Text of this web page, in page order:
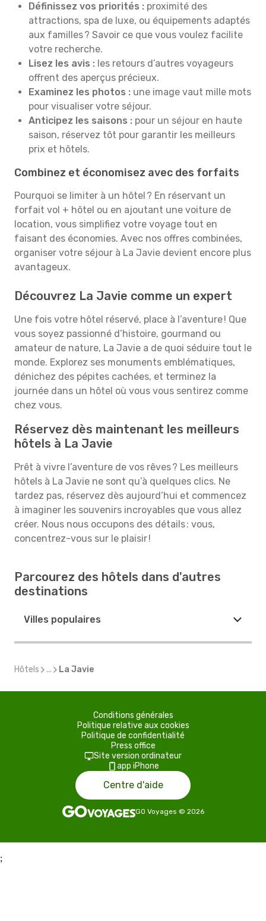
Définissez vos priorités : proximité des
attractions, spa de luxe, ou équipements adaptés
aux familles ? Savoir ce que vous voulez facilite
votre recherche.
Lisez les avis : les retours d’autres voyageurs
offrent des aperçus précieux.
Examinez les photos : une image vaut mille mots
pour visualiser votre séjour.
Anticipez les saisons : pour un séjour en haute
saison, réservez tôt pour garantir les meilleurs
prix et hôtels.
Combinez et économisez avec des forfaits
Pourquoi se limiter à un hôtel ? En réservant un
forfait vol + hôtel ou en ajoutant une voiture de
location, vous simplifiez votre voyage tout en
faisant des économies. Avec nos offres combinées,
organiser votre séjour à La Javie devient encore plus
avantageux.
Découvrez La Javie comme un expert
Une fois votre hôtel réservé, place à l’aventure ! Que
vous soyez passionné d’histoire, gourmand ou
amateur de nature, La Javie a de quoi séduire tout le
monde. Explorez ses monuments emblématiques,
dénichez des pépites cachées, et terminez la
journée dans un hôtel où vous vous sentirez comme
chez vous.
Réservez dès maintenant les meilleurs
hôtels à La Javie
Prêt à vivre l’aventure de vos rêves ? Les meilleurs
hôtels à La Javie ne sont qu’à quelques clics. Ne
tardez pas, réservez dès aujourd’hui et commencez
à imaginer les souvenirs incroyables que vous allez
créer. Nous nous occupons des détails : vous,
concentrez-vous sur le plaisir !
Parcourez des hôtels dans d'autres
destinations
Villes populaires
Hôtels ... La Javie
Conditions générales
Politique relative aux cookies
Politique de confidentialité
Press office
Site version ordinateur
app iPhone
Centre d'aide
GO Voyages © 2026
;